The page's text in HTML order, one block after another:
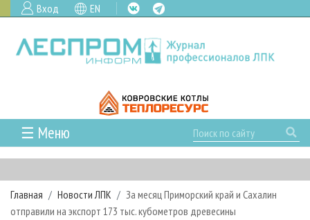
Вход EN
☰ Меню
ГЛАВНАЯ
РУБРИКИ И ТЕМЫ
РУБРИКИ ЖУРНАЛА
НОВОСТИ
Главная Новости ЛПК
За месяц Приморский край и Сахалин
отправили на экспорт 173 тыс. кубометров древесины